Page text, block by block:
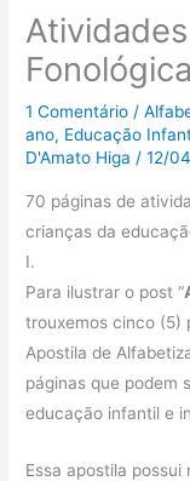
Fonológica
1 Comentário /
ano, Educação
D'Amato Higa /12/
70 páginas de
crianças da
I.
Para ilustrar o post “
trouxemos cinco (5)
Apostila de
páginas que podem
educação infantil e
Essa apostila